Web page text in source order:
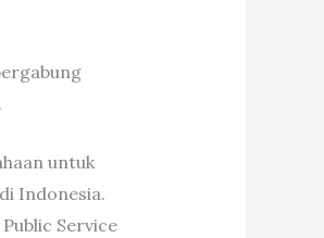
untuk
Indonesia.
Service